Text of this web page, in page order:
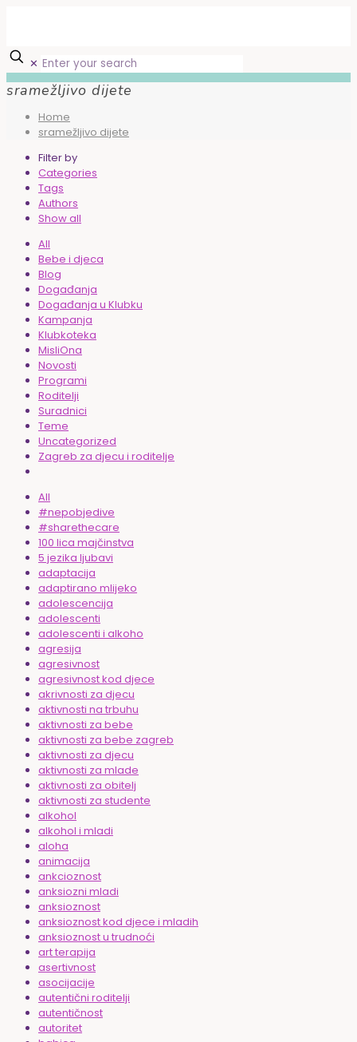
✕
sramežljivo dijete
Home
sramežljivo dijete
Filter by
Categories
Tags
Authors
Show all
All
Bebe i djeca
Blog
Događanja
Događanja u Klubku
Kampanja
Klubkoteka
MisliOna
Novosti
Programi
Roditelji
Suradnici
Teme
Uncategorized
Zagreb za djecu i roditelje
All
#nepobjedive
#sharethecare
100 lica majčinstva
5 jezika ljubavi
adaptacija
adaptirano mlijeko
adolescencija
adolescenti
adolescenti i alkoho
agresija
agresivnost
agresivnost kod djece
akrivnosti za djecu
aktivnosti na trbuhu
aktivnosti za bebe
aktivnosti za bebe zagreb
aktivnosti za djecu
aktivnosti za mlade
aktivnosti za obitelj
aktivnosti za studente
alkohol
alkohol i mladi
aloha
animacija
ankcioznost
anksiozni mladi
anksioznost
anksioznost kod djece i mladih
anksioznost u trudnoći
art terapija
asertivnost
asocijacije
autentični roditelji
autentičnost
autoritet